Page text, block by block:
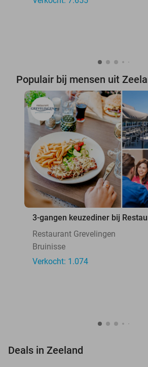
Populair bij mensen uit
3-gangen keuzediner bij
Restaurant Grevelingen
Bruinisse
Verkocht: 1.074
Deals in Zeeland